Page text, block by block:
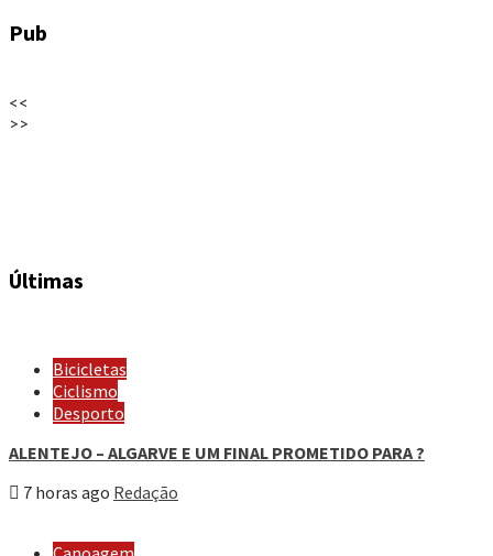
Pub
<<
>>
Últimas
Bicicletas
Ciclismo
Desporto
ALENTEJO – ALGARVE E UM FINAL PROMETIDO PARA ?
7 horas ago Redação